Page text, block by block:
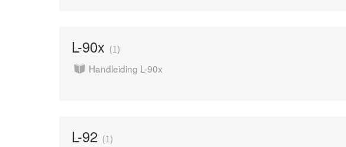
L-90x 1
Handleiding L-90x
L-92 1